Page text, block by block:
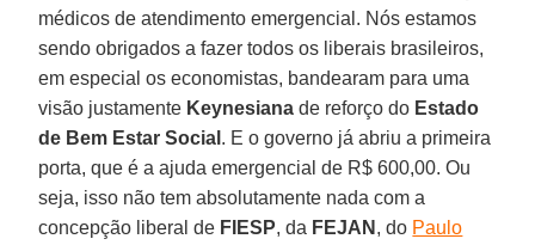
médicos de atendimento emergencial. Nós estamos
sendo obrigados a fazer todos os liberais brasileiros,
em especial os economistas, bandearam para uma
visão justamente Keynesiana de reforço do Estado
de Bem Estar Social . E o governo já abriu a primeira
porta, que é a ajuda emergencial de R$ 600,00. Ou
seja, isso não tem absolutamente nada com a
concepção liberal de FIESP, da FEJAN , do Paulo